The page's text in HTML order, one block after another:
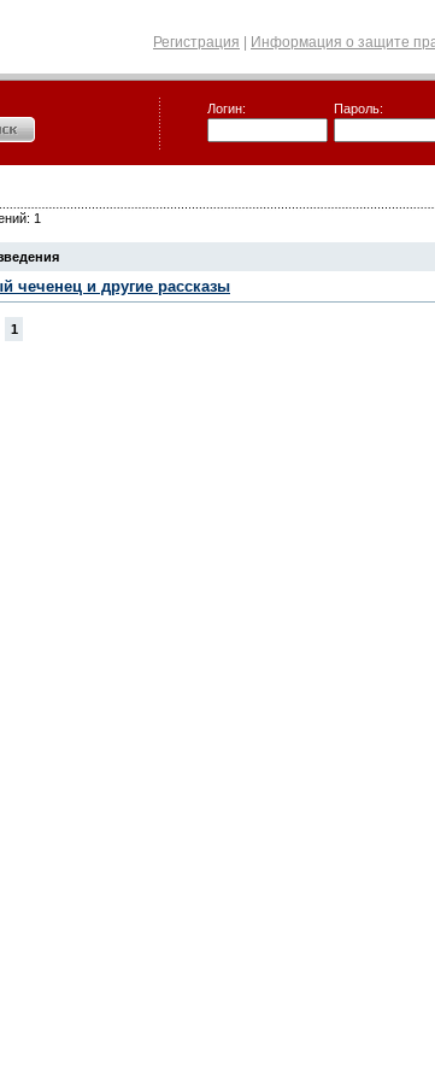
Регистрация Информация о защите
Логин: Пароль:
1
чеченец и другие рассказы
1